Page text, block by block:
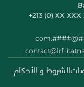
+213 (0) XX XXX
contact@lrf-
الشروط و الأحكام